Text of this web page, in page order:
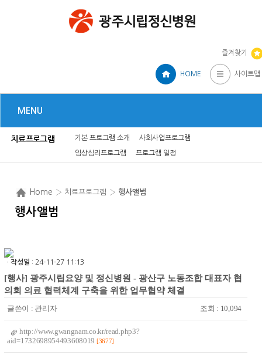
즐겨찾기
HOME 사이트맵
MENU
치료프로그램 기본 프로그램 소개 사회사업프로그램
임상심리프로그램 프로그램 일정
Home › 치료프로그램 › 행사앨범
행사앨범
ㆍ 작성일 : 24-11-27 11:13
[행사] 광주시립요양 및 정신병원 - 광산구 노동조합 대표자 협
의회 의료 협력체계 구축을 위한 업무협약 체결
글쓴이 : 관리자 조회 : 10,094
http://www.gwangnam.co.kr/read.php3?
aid=1732698954493608019 [3677]